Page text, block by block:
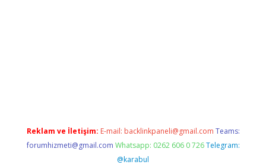
Reklam ve İletişim: E-mail: backlinkpaneli@gmail.com Teams:
forumhizmeti@gmail.com Whatsapp: 0262 606 0 726 Telegram:
@karabul